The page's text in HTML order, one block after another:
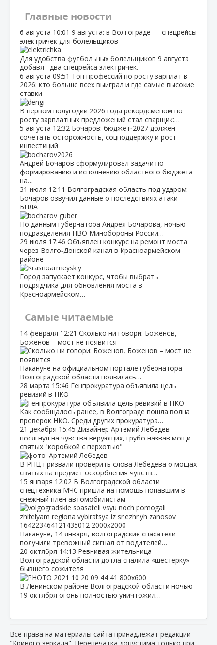
Главные новости
6 августа 10:01 9 августа: в Волгограде — спецрейсы
электричек для болельщиков
Для удобства футбольных болельщиков 9 августа
добавят два спецрейса электричек.
6 августа 09:51 Топ профессий по росту зарплат в
2026: кто больше всех выиграл и где самые высокие
ставки
В первом полугодии 2026 года рекордсменом по
росту зарплатных предложений стал сварщик:…
5 августа 12:32 Бочаров: бюджет‑2027 должен
сочетать осторожность, соцподдержку и рост
инвестиций
Андрей Бочаров сформулировал задачи по
формированию и исполнению областного бюджета
на…
31 июля 12:11 Волгоградская область под ударом:
Бочаров озвучил данные о последствиях атаки
БПЛА
По данным губернатора Андрея Бочарова, ночью
подразделения ПВО Минобороны России…
29 июля 17:46 Объявлен конкурс на ремонт моста
через Волго‑Донской канал в Красноармейском
районе
Город запускает конкурс, чтобы выбрать
подрядчика для обновления моста в
Красноармейском…
Самые читаемые
14 февраля 12:21 Сколько ни говори: Боженов,
Боженов – мост не появится
Накануне на официальном портале губернатора
Волгоградской области появилась…
28 марта 15:46 Генпрокуратура объявила цель
ревизий в НКО
Как сообщалось ранее, в Волгограде пошла волна
проверок НКО. Среди других прокуратура…
21 декабря 15:45 Дизайнер Артемий Лебедев
посягнул на чувства верующих, грубо назвав мощи
святых "коробкой с перхотью"
В РПЦ призвали проверить слова Лебедева о мощах
святых на предмет оскорбления чувств…
15 января 12:02 В Волгоградской области
спецтехника МЧС пришла на помощь попавшим в
снежный плен автомобилистам
Накануне, 14 января, волгоградские спасатели
получили тревожный сигнал от водителей…
20 октября 14:13 Ревнивая жительница
Волгоградской области дотла спалила «шестерку»
бывшего сожителя
В Ленинском районе Волгоградской области ночью
19 октября огонь полностью уничтожил…
Все права на материалы сайта принадлежат редакции
"Кривого зеркала". Перепечатка допустима только при